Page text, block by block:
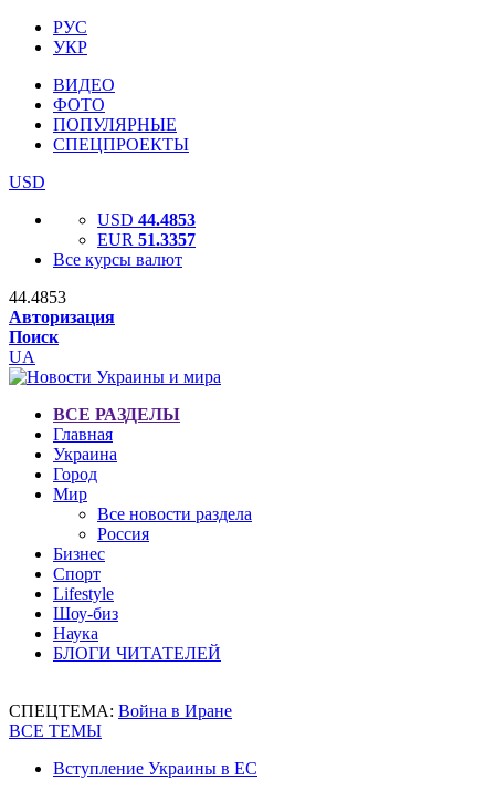
РУС
УКР
ВИДЕО
ФОТО
ПОПУЛЯРНЫЕ
СПЕЦПРОЕКТЫ
USD
USD 44.4853
EUR 51.3357
Все курсы валют
44.4853
Авторизация
Поиск
UA
ВСЕ РАЗДЕЛЫ
Главная
Украина
Город
Мир
Все новости раздела
Россия
Бизнес
Спорт
Lifestyle
Шоу-биз
Наука
БЛОГИ ЧИТАТЕЛЕЙ
СПЕЦТЕМА: Война в Иране
ВСЕ ТЕМЫ
Вступление Украины в ЕС